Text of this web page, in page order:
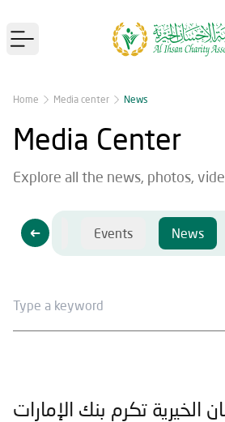
Open main menu
Home Media center News
Media Center
Explore all the news, photos,
Videos Events News
الخيرية تكرم بنك الإمارات